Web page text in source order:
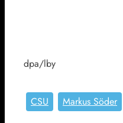
dpa/lby
CSU Markus Söder